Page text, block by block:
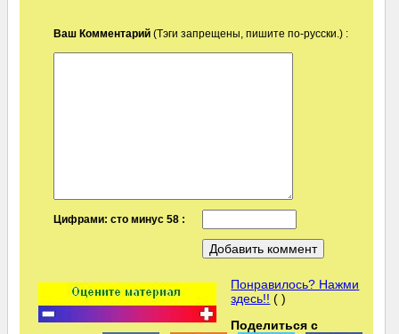
Ваш Комментарий (Тэги запрещены, пишите по-русски.) :
Цифрами: сто минус 58 :
Понравилось? Нажми
здесь!! ( )
Поделиться с